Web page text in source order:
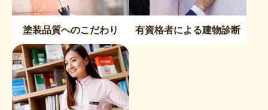
塗装品質へのこだわり 有資格者による建物診断